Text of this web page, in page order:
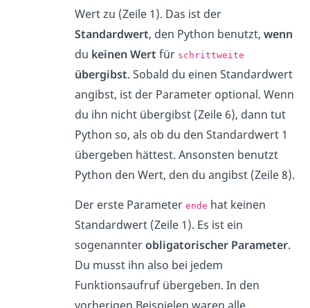
Wert zu (Zeile 1). Das ist der
Standardwert, den Python benutzt, wenn
du keinen Wert für schrittweite
übergibst. Sobald du einen Standardwert
angibst, ist der Parameter optional. Wenn
du ihn nicht übergibst (Zeile 6), dann tut
Python so, als ob du den Standardwert 1
übergeben hättest. Ansonsten benutzt
Python den Wert, den du angibst (Zeile 8).
Der erste Parameter ende hat keinen
Standardwert (Zeile 1). Es ist ein
sogenannterobligatorischer Parameter.
Du musst ihn also bei jedem
Funktionsaufruf übergeben. In den